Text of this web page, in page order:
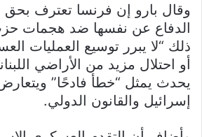
وقال بارو إن فرنسا تعترف
الدفاع عن نفسها ضد هجمات حزب
ذلك “لا يبرر توسيع العمليات
أو احتلال مزيد من الأراضي
يحدث يمثل “خطأ فادحًا”
إسرائيل والقانون الدولي.